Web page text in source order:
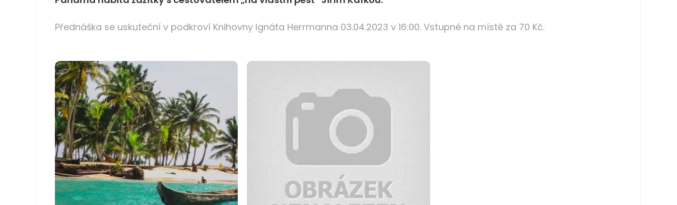
Přednáška se uskuteční v podkroví Knihovny Ignáta Herrmanna 03.04.2023 v 16:00. Vstupné na místě za 70 Kč.